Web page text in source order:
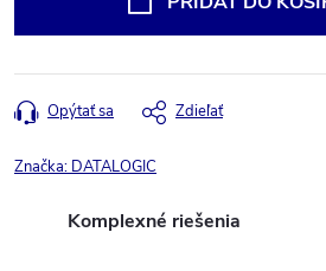
Opýtať sa Zdieľať
Značka: DATALOGIC
Komplexné riešenia